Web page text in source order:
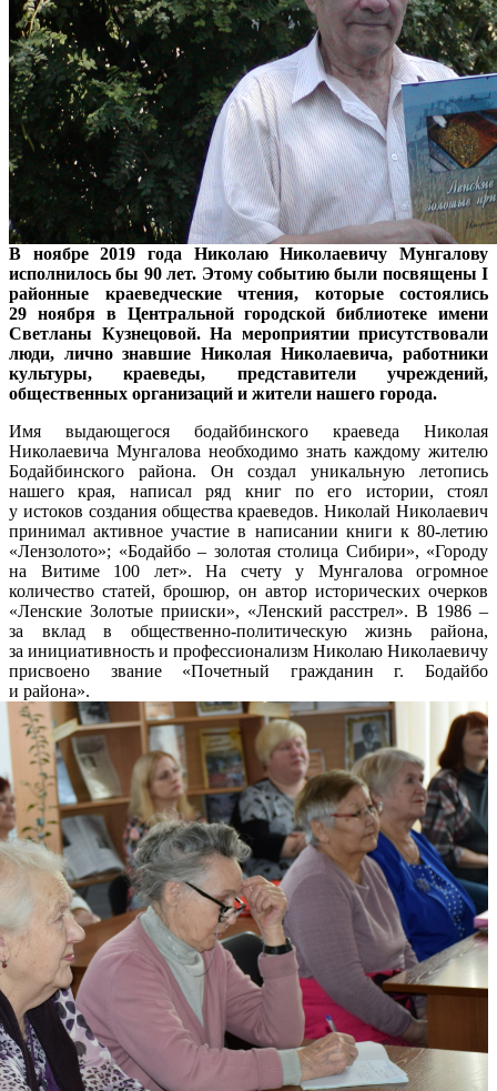
В ноябре 2019 года Николаю Николаевичу Мунгалову
исполнилось бы 90 лет. Этому событию были посвящены I
районные краеведческие чтения, которые состоялись
29 ноября в Центральной городской библиотеке имени
Светланы Кузнецовой. На мероприятии присутствовали
люди, лично знавшие Николая Николаевича, работники
культуры, краеведы, представители учреждений,
общественных организаций и жители нашего города.
Имя выдающегося бодайбинского краеведа Николая
Николаевича Мунгалова необходимо знать каждому жителю
Бодайбинского района. Он создал уникальную летопись
нашего края, написал ряд книг по его истории, стоял
у истоков создания общества краеведов. Николай Николаевич
принимал активное участие в написании книги к 80-летию
«Лензолото»; «Бодайбо – золотая столица Сибири», «Городу
на Витиме 100 лет». На счету у Мунгалова огромное
количество статей, брошюр, он автор исторических очерков
«Ленские Золотые прииски», «Ленский расстрел». В 1986 –
за вклад в общественно-политическую жизнь района,
за инициативность и профессионализм Николаю Николаевичу
присвоено звание «Почетный гражданин г. Бодайбо
и района».